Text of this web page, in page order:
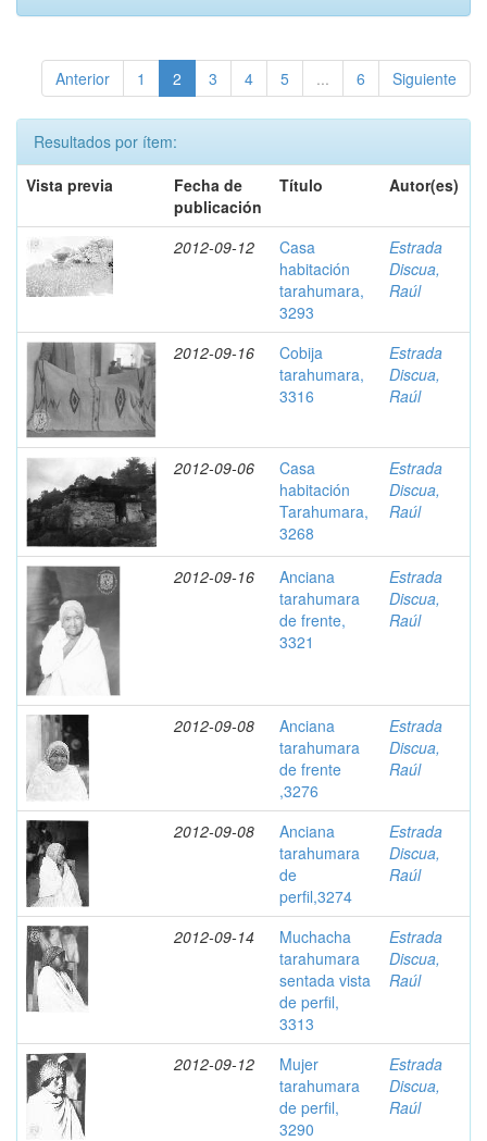
Anterior 1 2 3 4 5 ... 6 Siguiente
Resultados por ítem:
Vista previa
Fecha de
publicación
Título Autor(es)
2012-09-12
Casa
habitación
tarahumara,
3293
Estrada
Discua,
Raúl
2012-09-16
Cobija
tarahumara,
3316
Estrada
Discua,
Raúl
2012-09-06
Casa
habitación
Tarahumara,
3268
Estrada
Discua,
Raúl
2012-09-16
Anciana
tarahumara
de frente,
3321
Estrada
Discua,
Raúl
2012-09-08
Anciana
tarahumara
de frente
,3276
Estrada
Discua,
Raúl
2012-09-08
Anciana
tarahumara
de
perfil,3274
Estrada
Discua,
Raúl
2012-09-14
Muchacha
tarahumara
sentada vista
de perfil,
3313
Estrada
Discua,
Raúl
2012-09-12
Mujer
tarahumara
de perfil,
3290
Estrada
Discua,
Raúl